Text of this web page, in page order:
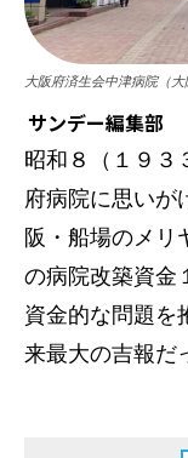
大阪府済生会中津病院（大
サンデー編集部
昭和８（１９３
府病院に思いが
阪・船場のメリ
の病院改築資金
資金的な問題を
来最大の吉報だ